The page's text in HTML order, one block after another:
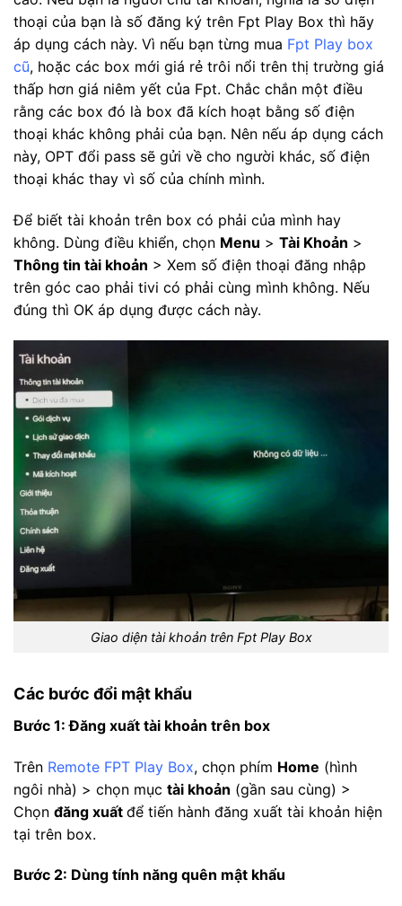
thoại của bạn là số đăng ký trên Fpt Play Box thì hãy
áp dụng cách này. Vì nếu bạn từng mua Fpt Play box
cũ, hoặc các box mới giá rẻ trôi nổi trên thị trường giá
thấp hơn giá niêm yết của Fpt. Chắc chắn một điều
rằng các box đó là box đã kích hoạt bằng số điện
thoại khác không phải của bạn. Nên nếu áp dụng cách
này, OPT đổi pass sẽ gửi về cho người khác, số điện
thoại khác thay vì số của chính mình.
Để biết tài khoản trên box có phải của mình hay
không. Dùng điều khiển, chọn Menu > Tài Khoản >
Thông tin tài khoản > Xem số điện thoại đăng nhập
trên góc cao phải tivi có phải cùng mình không. Nếu
đúng thì OK áp dụng được cách này.
Giao diện tài khoản trên Fpt Play Box
Các bước đổi mật khẩu
Bước 1: Đăng xuất tài khoản trên box
Trên Remote FPT Play Box, chọn phím Home (hình
ngôi nhà) > chọn mục tài khoản (gần sau cùng) >
Chọn đăng xuất để tiến hành đăng xuất tài khoản hiện
tại trên box.
Bước 2: Dùng tính năng quên mật khẩu